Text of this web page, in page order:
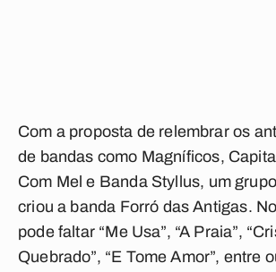
Com a proposta de relembrar os
de bandas como Magníficos,
Com Mel e Banda Styllus, um
criou a banda Forró das Antigas.
pode faltar “Me Usa”, “A Praia”,
Quebrado”, “E Tome Amor”, entre